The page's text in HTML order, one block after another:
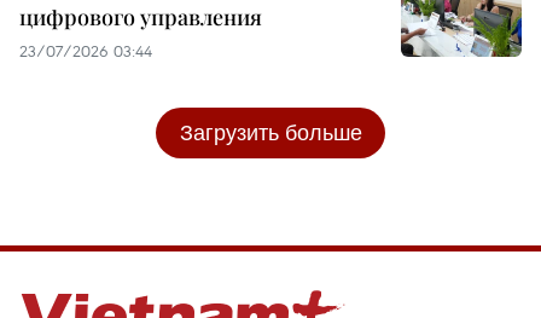
цифрового управления
23/07/2026 03:44
Загрузить больше